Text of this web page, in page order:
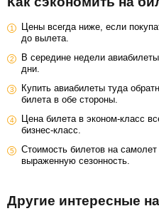
Цены всегда ниже, если
до вылета.
В середине недели
дни.
Купить авиабилеты туда
билета в обе стороны.
Цена билета в эконом-класс
бизнес-класс.
Стоимость билетов на
выраженную сезонность.
Другие интересные